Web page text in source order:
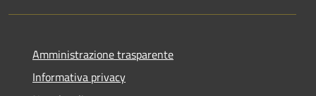
Amministrazione trasparente
Informativa privacy